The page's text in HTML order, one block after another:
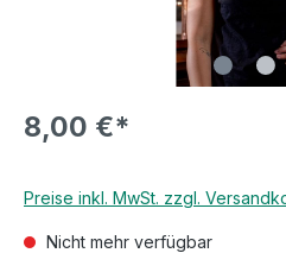
8,00 €*
Preise inkl. MwSt. zzgl.
Nicht mehr verfügbar